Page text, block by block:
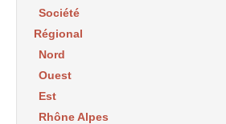
Société
Régional
Nord
Ouest
Est
Rhône Alpes